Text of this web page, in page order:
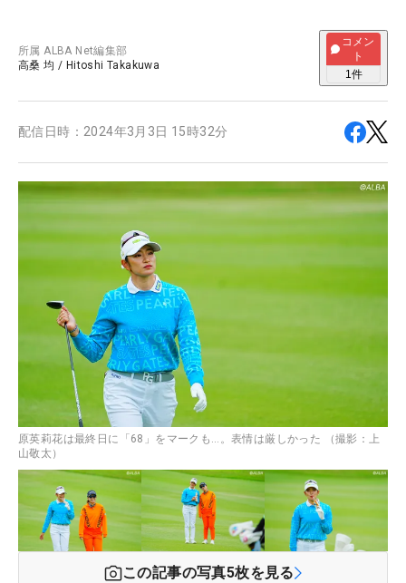
所属ALBA Net編集部
高桑 均 / Hitoshi Takakuwa
コメン
ト
1件
配信日時： 2024年3月3日 15時32分
原英莉花は最終日に「68」をマークも…。表情は厳しかった （撮影：上
山敬太）
この記事の写真5枚を見る